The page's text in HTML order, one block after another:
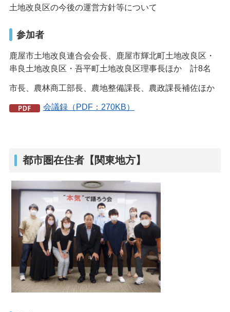
土地改良区の今後の運営方針等について
参加者
鹿屋市土地改良連合会会長、鹿屋市輝北町土地改良区・
串良土地改良区・吾平町土地改良区理事長ほか 計8名
市長、農林商工部長、農地整備課長、農政課長補佐ほか
会議録（PDF：270KB）
都市圏在住者【関東地方】